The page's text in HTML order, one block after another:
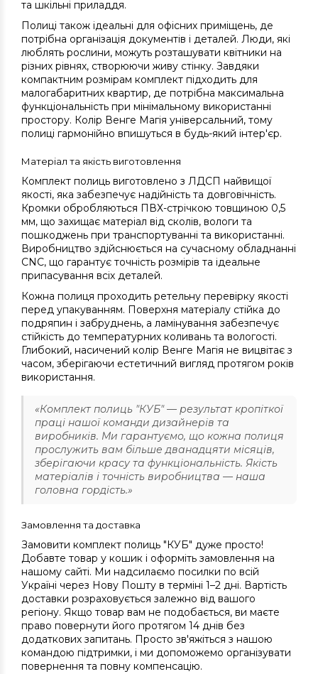
та шкільні приладдя.
Полиці також ідеальні для офісних приміщень, де
потрібна організація документів і деталей. Люди, які
люблять рослини, можуть розташувати квітники на
різних рівнях, створюючи живу стінку. Завдяки
компактним розмірам комплект підходить для
малогабаритних квартир, де потрібна максимальна
функціональність при мінімальному використанні
простору. Колір Венге Магія універсальний, тому
полиці гармонійно впишуться в будь-який інтер'єр.
Матеріал та якість виготовлення
Комплект полиць виготовлено з ЛДСП найвищої
якості, яка забезпечує надійність та довговічність.
Кромки обробляються ПВХ-стрічкою товщиною 0,5
мм, що захищає матеріал від сколів, вологи та
пошкоджень при транспортуванні та використанні.
Виробництво здійснюється на сучасному обладнанні
CNC, що гарантує точність розмірів та ідеальне
припасування всіх деталей.
Кожна полиця проходить ретельну перевірку якості
перед упакуванням. Поверхня матеріалу стійка до
подряпин і забруднень, а ламінування забезпечує
стійкість до температурних коливань та вологості.
Глибокий, насичений колір Венге Магія не вицвітає з
часом, зберігаючи естетичний вигляд протягом років
використання.
«Комплект полиць "КУБ" — результат кропіткої
праці нашої команди дизайнерів та
виробників. Ми гарантуємо, що кожна полиця
прослужить вам більше дванадцяти місяців,
зберігаючи красу та функціональність. Якість
матеріалів і точність виробництва — наша
головна гордість.»
Замовлення та доставка
Замовити комплект полиць "КУБ" дуже просто!
Добавте товар у кошик і оформіть замовлення на
нашому сайті. Ми надсилаємо посилки по всій
Україні через Нову Пошту в терміні 1–2 дні. Вартість
доставки розраховується залежно від вашого
регіону. Якщо товар вам не подобається, ви маєте
право повернути його протягом 14 днів без
додаткових запитань. Просто зв'яжіться з нашою
командою підтримки, і ми допоможемо організувати
повернення та повну компенсацію.